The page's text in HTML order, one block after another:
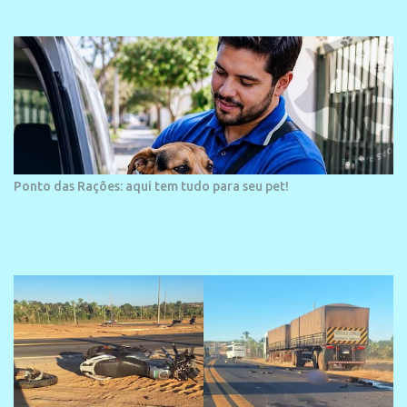
Ponto das Rações: aqui tem tudo para seu pet!